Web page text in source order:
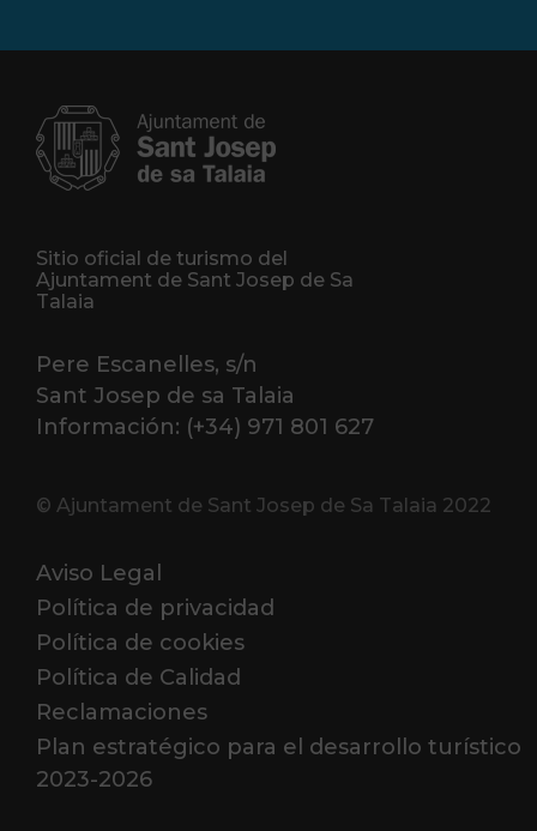
Sitio oficial de turismo del
Ajuntament de Sant Josep de Sa
Talaia
Pere Escanelles, s/n
Sant Josep de sa Talaia
Información: (+34) 971 801 627
© Ajuntament de Sant Josep de Sa Talaia 2022
Aviso Legal
Política de privacidad
Política de cookies
Política de Calidad
Reclamaciones
Plan estratégico para el desarrollo turístico
2023-2026